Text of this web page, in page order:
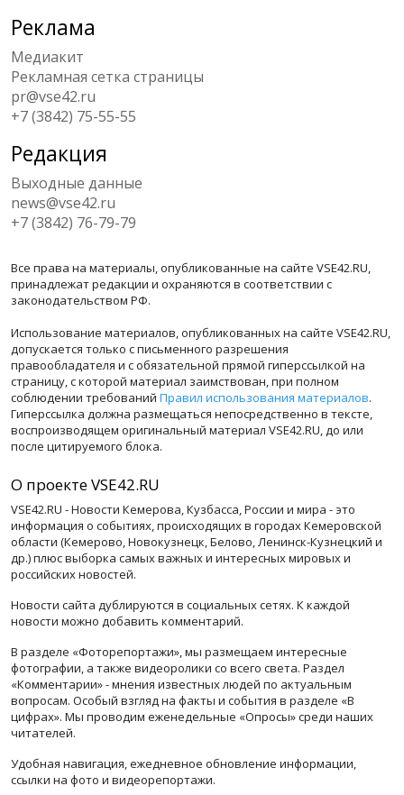
Реклама
Медиакит
Рекламная сетка страницы
pr@vse42.ru
+7 (3842) 75-55-55
Редакция
Выходные данные
news@vse42.ru
+7 (3842) 76-79-79
Все права на материалы, опубликованные на сайте VSE42.RU,
принадлежат редакции и охраняются в соответствии с
законодательством РФ.
Использование материалов, опубликованных на сайте VSE42.RU,
допускается только с письменного разрешения
правообладателя и с обязательной прямой гиперссылкой на
страницу, с которой материал заимствован, при полном
соблюдении требований Правил использования материалов.
Гиперссылка должна размещаться непосредственно в тексте,
воспроизводящем оригинальный материал VSE42.RU, до или
после цитируемого блока.
О проекте VSE42.RU
VSE42.RU - Новости Кемерова, Кузбасса, России и мира - это
информация о событиях, происходящих в городах Кемеровской
области (Кемерово, Новокузнецк, Белово, Ленинск-Кузнецкий и
др.) плюс выборка самых важных и интересных мировых и
российских новостей.
Новости сайта дублируются в социальных сетях. К каждой
новости можно добавить комментарий.
В разделе «Фоторепортажи», мы размещаем интересные
фотографии, а также видеоролики со всего света. Раздел
«Комментарии» - мнения известных людей по актуальным
вопросам. Особый взгляд на факты и события в разделе «В
цифрах». Мы проводим еженедельные «Опросы» среди наших
читателей.
Удобная навигация, ежедневное обновление информации,
ссылки на фото и видеорепортажи.